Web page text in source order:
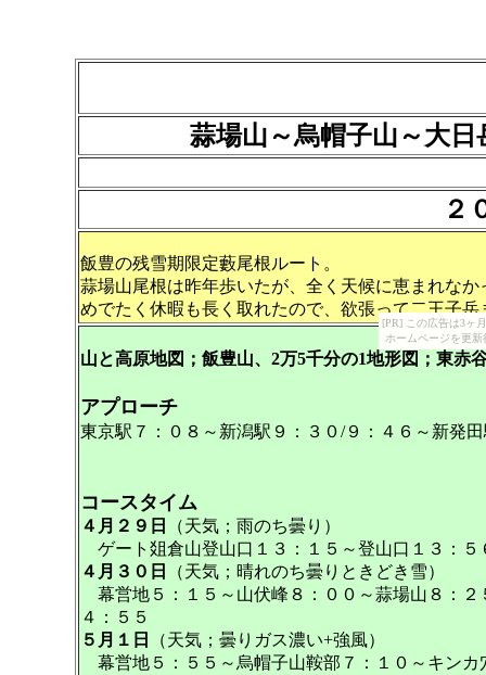
[PR] この広告は3ヶ
ホームページを更
蒜場山～烏帽子山～大
２
飯豊の残雪期限定藪尾根ルート。
蒜場山尾根は昨年歩いたが、全く天候に恵まれな
めでたく休暇も長く取れたので、欲張って二王子
山と高原地図；飯豊山、2万5千分の1地形図；東赤
アプローチ
東京駅７：０８～新潟駅９：３０/９：４６～新発
コースタイム
４月２９日
（天気；雨のち曇り）
ゲート爼倉山登山口１３：１５～登山口１３：
４月３０日
（天気；晴れのち曇りときどき雪）
幕営地５：１５～山伏峰８：００～蒜場山８：
４：５５
５月１日
（天気；曇りガス濃い+強風）
幕営地５：５５～烏帽子山鞍部７：１０～キン